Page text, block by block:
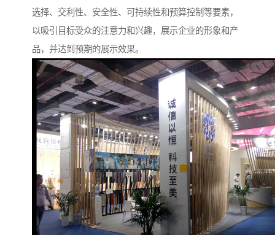
选择、交利性、安全性、可持续性和预算控制等要素，
以吸引目标受众的注意力和兴趣，展示企业的形象和产
品，并达到预期的展示效果。